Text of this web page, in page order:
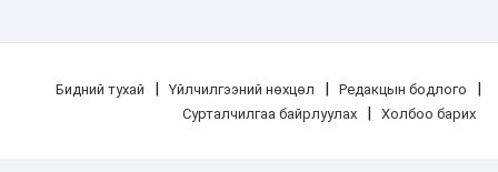
Бидний тухай | Үйлчилгээний нөхцөл | Редакцын бодлого |
Сурталчилгаа байрлуулах | Холбоо барих